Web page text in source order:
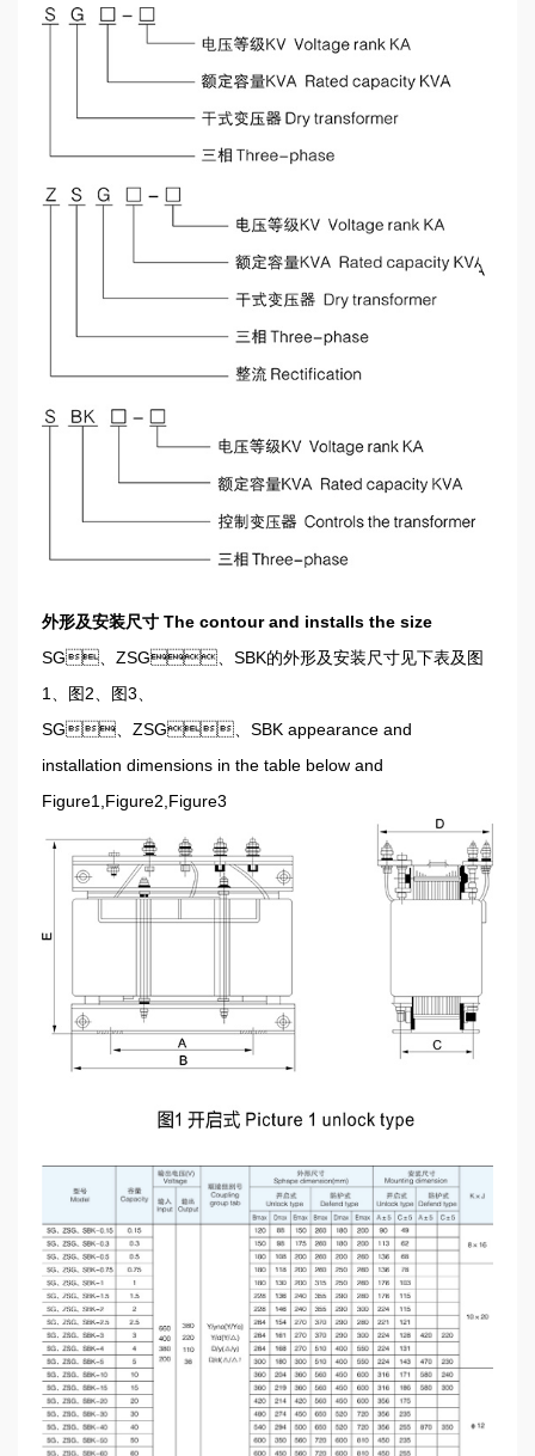
外形及安装尺寸 The contour and installs the size
SG、ZSG、SBK的外形及安装尺寸见下表及图
1、图2、图3、
SG、ZSG、SBK appearance and
installation dimensions in the table below and
Figure1,Figure2,Figure3